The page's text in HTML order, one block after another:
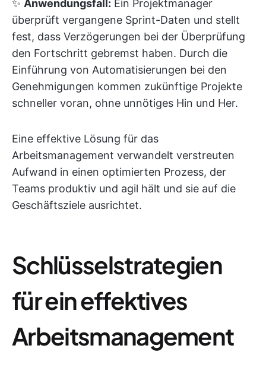
✨ Anwendungsfall: Ein Projektmanager
überprüft vergangene Sprint-Daten und stellt
fest, dass Verzögerungen bei der Überprüfung
den Fortschritt gebremst haben. Durch die
Einführung von Automatisierungen bei den
Genehmigungen kommen zukünftige Projekte
schneller voran, ohne unnötiges Hin und Her.
Eine effektive Lösung für das
Arbeitsmanagement verwandelt verstreuten
Aufwand in einen optimierten Prozess, der
Teams produktiv und agil hält und sie auf die
Geschäftsziele ausrichtet.
Schlüsselstrategien
für ein effektives
Arbeitsmanagement